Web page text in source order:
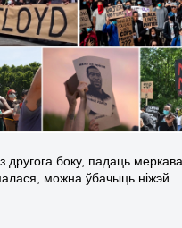
боку, падаць
можна ўбачыць ніжэй.